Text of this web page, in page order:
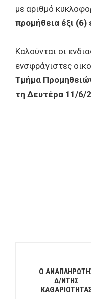
με αριθμό
προμήθεια έξι
Καλούνται οι
ενσφράγιστες
Τμήμα
τη Δευτέρα 11/6/
Ο
Δ/ΝΤΗΣ